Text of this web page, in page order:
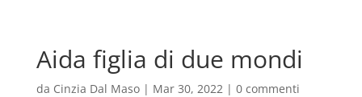
Aida figlia di due mondi
da Cinzia Dal Maso| Mar 30, 2022| 0 commenti